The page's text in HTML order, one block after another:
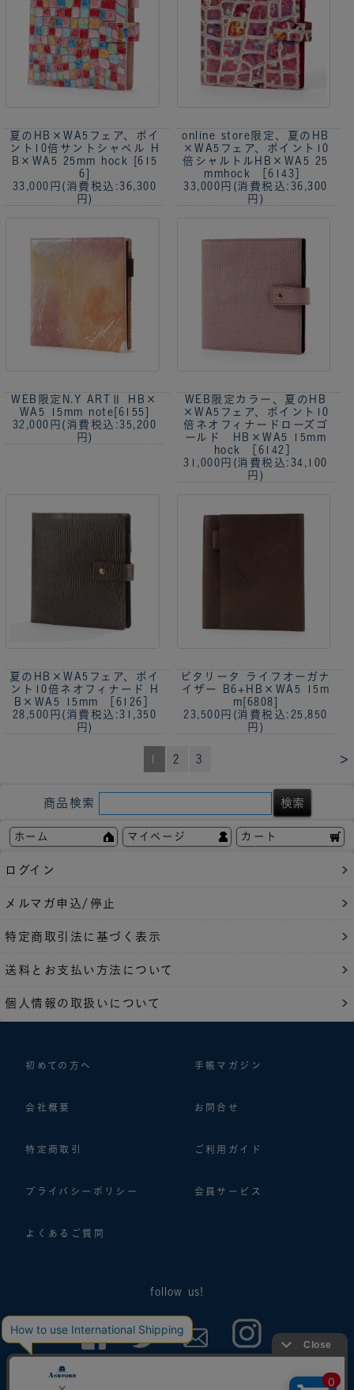
夏のHB×WA5フェア、ポイ
ント10倍 サントシャペル H
B×WA5 25mm hock [615
6]
33,000円 (消費税込:36,300
円)
online store限定、夏のHB
×WA5フェア、ポイント10
倍 シャルトルHB×WA5 25
mmhock ［6143］
33,000円 (消費税込:36,300
円)
WEB限定 N.Y ARTⅡ HB×
WA5 15mm note[6155]
32,000円 (消費税込:35,200
円)
WEB限定カラー、夏のHB
×WA5フェア、ポイント10
倍 ネオフィナードローズゴ
ールド HB×WA5 15mm
hock ［6142］
31,000円 (消費税込:34,100
円)
夏のHB×WA5フェア、ポイ
ント10倍 ネオフィナード H
B×WA5 15mm ［6126］
28,500円 (消費税込:31,350
円)
ビタリータ ライフオーガナ
イザー B6+HB×WA5 15m
m[6808]
23,500円 (消費税込:25,850
円)
>
2 3
商品検索
ホーム マイページ カート
ログイン
メルマガ申込/停止
特定商取引法に基づく表示
送料とお支払い方法について
個人情報の取扱いについて
初めての方へ 手帳マガジン
会社概要 お問合せ
特定商取引 ご利用ガイド
プライバシーポリシー 会員サービス
よくあるご質問
follow us!